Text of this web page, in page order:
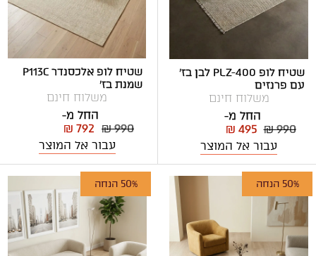
שטיח לופ PLZ-400 לבן בז'
עם פרנזים
משלוח חינם
החל מ-
₪ 990
₪ 495
עבור אל המוצר
שטיח לופ אלכסנדר P113C
שמנת בז'
משלוח חינם
החל מ-
₪ 990
₪ 792
עבור אל המוצר
50% הנחה 50% הנחה